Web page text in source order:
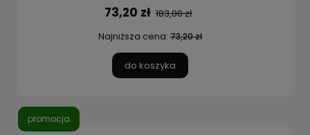
73,20 zł 183,00 zł
Najniższa cena:73,20 zł
do koszyka
promocja